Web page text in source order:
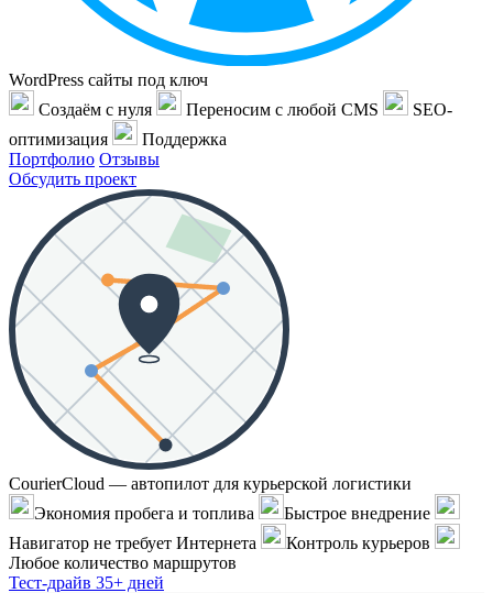
WordPress сайты под ключ
Создаём с нуля
Переносим с любой CMS
SEO-
оптимизация
Поддержка
Портфолио Отзывы
Обсудить проект
CourierCloud — автопилот для курьерской логистики
Экономия пробега и топлива
Быстрое внедрение
Навигатор не требует Интернета
Контроль курьеров
Любое количество маршрутов
Тест-драйв 35+ дней